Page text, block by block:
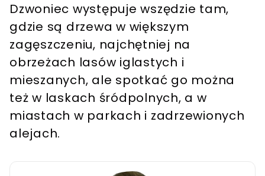
Dzwoniec występuje wszędzie tam,
gdzie są drzewa w większym
zagęszczeniu, najchętniej na
obrzeżach lasów iglastych i
mieszanych, ale spotkać go można
też w laskach śródpolnych, a w
miastach w parkach i zadrzewionych
alejach.